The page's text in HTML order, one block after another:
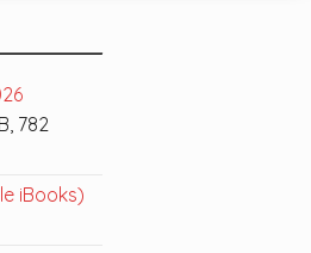
782
iBooks)